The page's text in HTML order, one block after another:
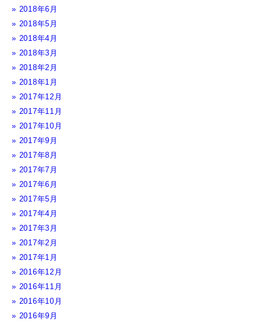
2018年6月
2018年5月
2018年4月
2018年3月
2018年2月
2018年1月
2017年12月
2017年11月
2017年10月
2017年9月
2017年8月
2017年7月
2017年6月
2017年5月
2017年4月
2017年3月
2017年2月
2017年1月
2016年12月
2016年11月
2016年10月
2016年9月